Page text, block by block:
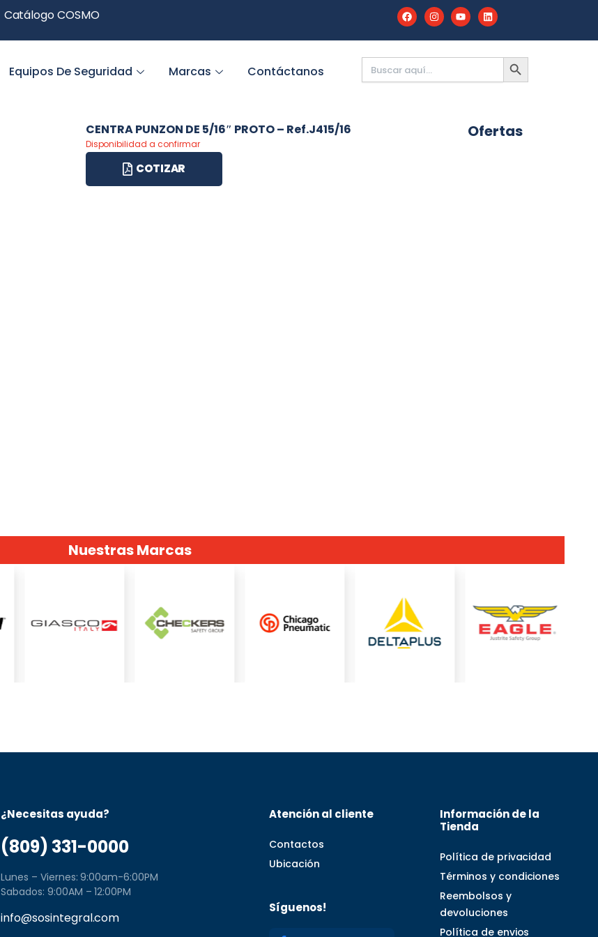
Catálogo COSMO
Equipos De Seguridad Marcas Contáctanos
Buscar: BOTÓN
DE
BÚSQUEDA
CENTRA PUNZON DE 5/16″ PROTO – Ref.J415/16
Disponibilidad a confirmar
COTIZAR
Ofertas
Nuestras Marcas
¿Necesitas ayuda?
(809) 331-0000
Lunes – Viernes: 9:00am-6:00PM
Sabados: 9:00AM – 12:00PM
info@sosintegral.com
Atención al cliente
Contactos
Ubicación
Síguenos!
Información de la
Tienda
Política de privacidad
Términos y condiciones
Reembolsos y
devoluciones
Política de envios